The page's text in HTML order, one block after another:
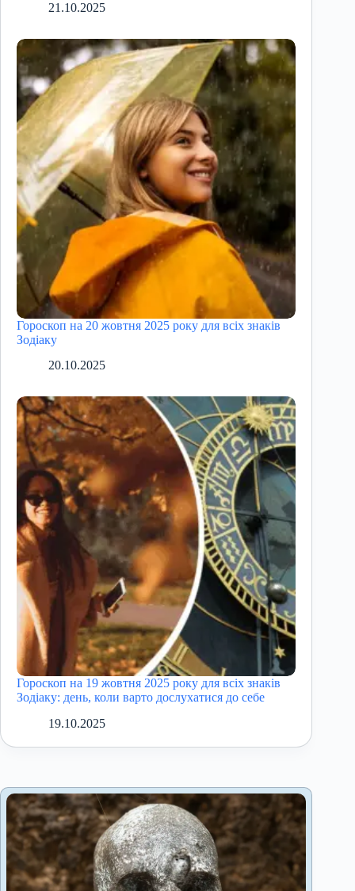
21.10.2025
Гороскоп на 20 жовтня 2025 року для всіх знаків
Зодіаку
20.10.2025
Гороскоп на 19 жовтня 2025 року для всіх знаків
Зодіаку: день, коли варто дослухатися до себе
19.10.2025